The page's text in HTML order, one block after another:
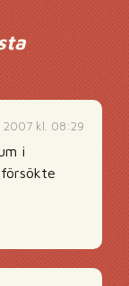
2007 kl. 08:29
i